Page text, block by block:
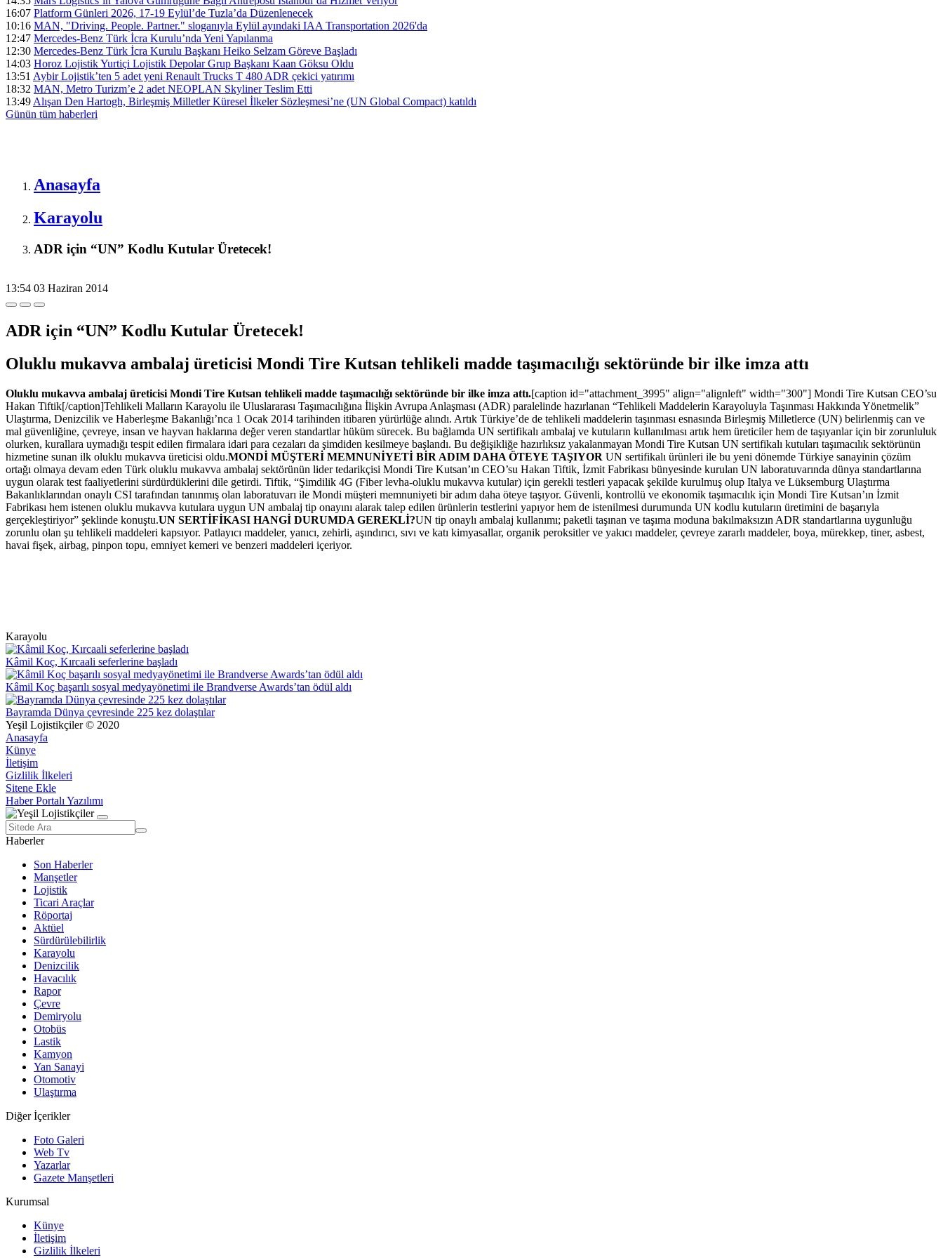
16:07 Platform Günleri 2026, 17-19 Eylül’de Tuzla’da Düzenlenecek
10:16 MAN, "Driving. People. Partner." sloganıyla Eylül ayındaki IAA Transportation 2026'da
12:47 Mercedes-Benz Türk İcra Kurulu’nda Yeni Yapılanma
12:30 Mercedes-Benz Türk İcra Kurulu Başkanı Heiko Selzam Göreve Başladı
14:03 Horoz Lojistik Yurtiçi Lojistik Depolar Grup Başkanı Kaan Göksu Oldu
13:51 Aybir Lojistik’ten 5 adet yeni Renault Trucks T 480 ADR çekici yatırımı
18:32 MAN, Metro Turizm’e 2 adet NEOPLAN Skyliner Teslim Etti
13:49 Alışan Den Hartogh, Birleşmiş Milletler Küresel İlkeler Sözleşmesi’ne (UN Global Compact) katıldı
Günün tüm haberleri
Anasayfa
Karayolu
ADR için “UN” Kodlu Kutular Üretecek!
13:54 03 Haziran 2014
ADR için “UN” Kodlu Kutular Üretecek!
Oluklu mukavva ambalaj üreticisi Mondi Tire Kutsan tehlikeli madde taşımacılığı sektöründe bir ilke imza attı
Oluklu mukavva ambalaj üreticisi Mondi Tire Kutsan tehlikeli madde taşımacılığı sektöründe bir ilke imza attı.[caption id="attachment_3995" align="alignleft" width="300"] Mondi Tire Kutsan CEO’su
Hakan Tiftik[/caption]Tehlikeli Malların Karayolu ile Uluslararası Taşımacılığına İlişkin Avrupa Anlaşması (ADR) paralelinde hazırlanan “Tehlikeli Maddelerin Karayoluyla Taşınması Hakkında Yönetmelik”
Ulaştırma, Denizcilik ve Haberleşme Bakanlığı’nca 1 Ocak 2014 tarihinden itibaren yürürlüğe alındı. Artık Türkiye’de de tehlikeli maddelerin taşınması esnasında Birleşmiş Milletlerce (UN) belirlenmiş can ve
mal güvenliğine, çevreye, insan ve hayvan haklarına değer veren standartlar hüküm sürecek. Bu bağlamda UN sertifikalı ambalaj ve kutuların kullanılması artık hem üreticiler hem de taşıyanlar için bir zorunluluk
olurken, kurallara uymadığı tespit edilen firmalara idari para cezaları da şimdiden kesilmeye başlandı. Bu değişikliğe hazırlıksız yakalanmayan Mondi Tire Kutsan UN sertifikalı kutuları taşımacılık sektörünün
hizmetine sunan ilk oluklu mukavva üreticisi oldu.MONDİ MÜŞTERİ MEMNUNİYETİ BİR ADIM DAHA ÖTEYE TAŞIYOR UN sertifikalı ürünleri ile bu yeni dönemde Türkiye sanayinin çözüm
ortağı olmaya devam eden Türk oluklu mukavva ambalaj sektörünün lider tedarikçisi Mondi Tire Kutsan’ın CEO’su Hakan Tiftik, İzmit Fabrikası bünyesinde kurulan UN laboratuvarında dünya standartlarına
uygun olarak test faaliyetlerini sürdürdüklerini dile getirdi. Tiftik, “Şimdilik 4G (Fiber levha-oluklu mukavva kutular) için gerekli testleri yapacak şekilde kurulmuş olup Italya ve Lüksemburg Ulaştırma
Bakanlıklarından onaylı CSI tarafından tanınmış olan laboratuvarı ile Mondi müşteri memnuniyeti bir adım daha öteye taşıyor. Güvenli, kontrollü ve ekonomik taşımacılık için Mondi Tire Kutsan’ın İzmit
Fabrikası hem istenen oluklu mukavva kutulara uygun UN ambalaj tip onayını alarak talep edilen ürünlerin testlerini yapıyor hem de istenilmesi durumunda UN kodlu kutuların üretimini de başarıyla
gerçekleştiriyor” şeklinde konuştu.UN SERTİFİKASI HANGİ DURUMDA GEREKLİ?UN tip onaylı ambalaj kullanımı; paketli taşınan ve taşıma moduna bakılmaksızın ADR standartlarına uygunluğu
zorunlu olan şu tehlikeli maddeleri kapsıyor. Patlayıcı maddeler, yanıcı, zehirli, aşındırıcı, sıvı ve katı kimyasallar, organik peroksitler ve yakıcı maddeler, çevreye zararlı maddeler, boya, mürekkep, tiner, asbest,
havai fişek, airbag, pinpon topu, emniyet kemeri ve benzeri maddeleri içeriyor.
Karayolu
Kâmil Koç, Kırcaali seferlerine başladı
Kâmil Koç başarılı sosyal medyayönetimi ile Brandverse Awards’tan ödül aldı
Bayramda Dünya çevresinde 225 kez dolaştılar
Yeşil Lojistikçiler © 2020
Anasayfa
Künye
İletişim
Gizlilik İlkeleri
Sitene Ekle
Haber Portalı Yazılımı
Haberler
Son Haberler
Manşetler
Lojistik
Ticari Araçlar
Röportaj
Aktüel
Sürdürülebilirlik
Karayolu
Denizcilik
Havacılık
Rapor
Çevre
Demiryolu
Otobüs
Lastik
Kamyon
Yan Sanayi
Otomotiv
Ulaştırma
Diğer İçerikler
Foto Galeri
Web Tv
Yazarlar
Gazete Manşetleri
Kurumsal
Künye
İletişim
Gizlilik İlkeleri